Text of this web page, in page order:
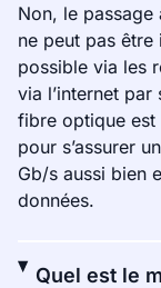
Non, le
ne peut pas être
possible via les
via l’internet
fibre optique est
pour s’assurer
Gb/s aussi bien
données.
Quel est le